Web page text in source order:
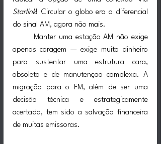
Starlink! Circular o globo era o diferencial
do sinal AM, agora não mais.
apenas coragem — exige muito dinheiro
para sustentar uma estrutura cara,
obsoleta e de manutenção complexa. A
migração para o FM, além de ser uma
decisão técnica e estrategicamente
acertada, tem sido a salvação financeira
de muitas emissoras.